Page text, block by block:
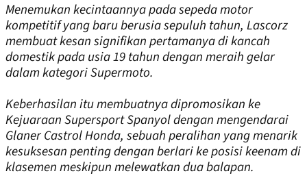
Menemukan kecintaannya pada sepeda motor
kompetitif yang baru berusia sepuluh tahun, Lascorz
membuat kesan signifikan pertamanya di kancah
domestik pada usia 19 tahun dengan meraih gelar
dalam kategori Supermoto.
Keberhasilan itu membuatnya dipromosikan ke
Kejuaraan Supersport Spanyol dengan mengendarai
Glaner Castrol Honda, sebuah peralihan yang menarik
kesuksesan penting dengan berlari ke posisi keenam di
klasemen meskipun melewatkan dua balapan.